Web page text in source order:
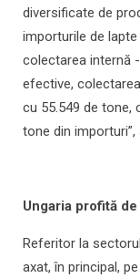
diversificate de
importurile de
colectarea internă
efective,
cu 55.549 de tone,
tone din
Ungaria profită
Referitor la
axat, în principal,